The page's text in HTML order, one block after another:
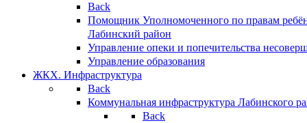
Back
Помощник Уполномоченного по правам
Лабинский район
Управление опеки и попечительства
Управление образования
ЖКХ. Инфраструктура
Back
Коммунальная инфраструктура Лабинского
Back